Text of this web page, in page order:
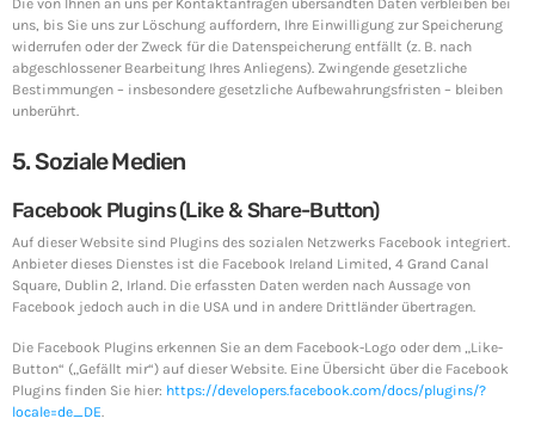
Die von Ihnen an uns per Kontaktanfragen übersandten Daten verbleiben bei
uns, bis Sie uns zur Löschung auffordern, Ihre Einwilligung zur Speicherung
widerrufen oder der Zweck für die Datenspeicherung entfällt (z. B. nach
abgeschlossener Bearbeitung Ihres Anliegens). Zwingende gesetzliche
Bestimmungen – insbesondere gesetzliche Aufbewahrungsfristen – bleiben
unberührt.
5. Soziale Medien
Facebook Plugins (Like & Share-Button)
Auf dieser Website sind Plugins des sozialen Netzwerks Facebook integriert.
Anbieter dieses Dienstes ist die Facebook Ireland Limited, 4 Grand Canal
Square, Dublin 2, Irland. Die erfassten Daten werden nach Aussage von
Facebook jedoch auch in die USA und in andere Drittländer übertragen.
Die Facebook Plugins erkennen Sie an dem Facebook-Logo oder dem „Like-
Button“ („Gefällt mir“) auf dieser Website. Eine Übersicht über die Facebook
Plugins finden Sie hier: https://developers.facebook.com/docs/plugins/?
locale=de_DE